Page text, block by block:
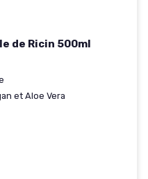
de Ricin 500ml
et Aloe Vera